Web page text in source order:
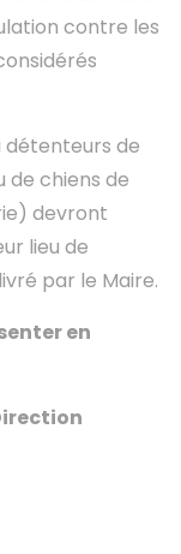
contre les
détenteurs de
de chiens de
devront
lieu de
par le Maire.
en